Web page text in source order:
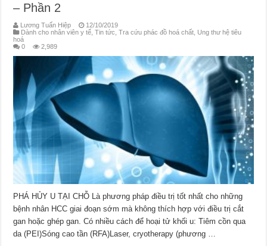
– Phần 2
Lương Tuấn Hiệp
12/10/2019
Dành cho nhân viên y tế ,Tin tức ,Tra cứu phác đồ hoá chất Ung thư hệ tiêu
hoá
0
2,989
PHÁ HỦY U TẠI CHỖ Là phương pháp điều trị tốt nhất cho những
bệnh nhân HCC giai đoạn sớm mà không thích hợp với điều trị cắt
gan hoặc ghép gan. Có nhiều cách để hoại tử khối u: Tiêm cồn qua
da (PEI)Sóng cao tần (RFA)Laser, cryotherapy (phương …